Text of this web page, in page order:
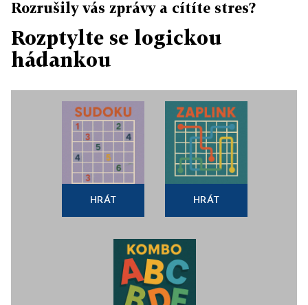
Rozrušily vás zprávy a cítíte stres?
Rozptylte se logickou
hádankou
HRÁT HRÁT